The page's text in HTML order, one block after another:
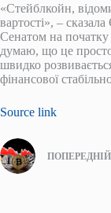
«Стейблкойн,
вартості», –
Сенатом на
думаю, що це
швидко
фінансової
Source link
ПОПЕРЕДНІЙ